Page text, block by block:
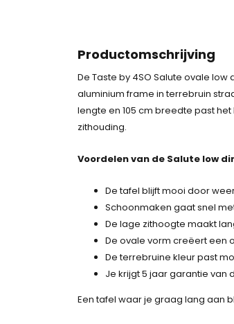
Productomschrijving
De Taste by 4SO Salute ovale
aluminium frame in terrebruin
lengte en 105 cm breedte past
zithouding.
Voordelen van de Salute low
De tafel blijft mooi door
Schoonmaken gaat snel
De lage zithoogte maakt
De ovale vorm creëert een
De terrebruine kleur past
Je krijgt 5 jaar garantie van
Een tafel waar je graag lang aan